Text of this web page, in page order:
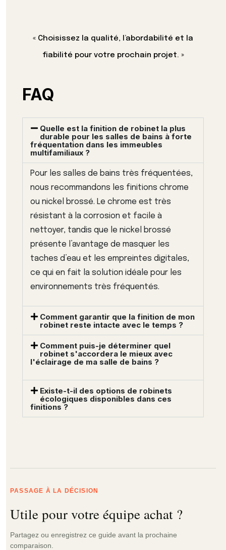
« Choisissez la qualité, l’abordabilité et la
fiabilité pour votre prochain projet. »
FAQ
Quelle est la finition de robinet la plus
durable pour les salles de bains à forte
fréquentation dans les immeubles
multifamiliaux ?
Pour les salles de bains très fréquentées,
nous recommandons les finitions chrome
ou nickel brossé. Le chrome est très
résistant à la corrosion et facile à
nettoyer, tandis que le nickel brossé
présente l’avantage de masquer les
taches d’eau et les empreintes digitales,
ce qui en fait la solution idéale pour les
environnements très fréquentés.
Comment garantir que la finition de mon
robinet reste intacte avec le temps ?
Comment puis-je déterminer quel
robinet s'accordera le mieux avec
l'éclairage de ma salle de bains ?
Existe-t-il des options de robinets
écologiques disponibles dans ces
finitions ?
PASSAGE À LA DÉCISION
Utile pour votre équipe achat ?
Partagez ou enregistrez ce guide avant la prochaine
comparaison.